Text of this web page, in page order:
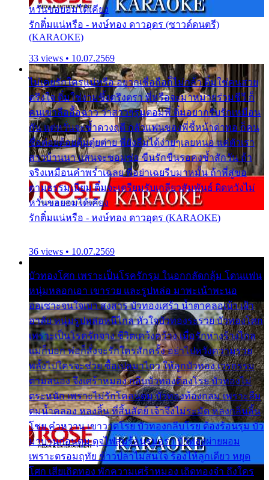
หวั่นขอยอมได้เคียง
รักติ๋มแน่หรือ - หงษ์ทอง ดาวอุดร (ซาวด์ดนตรี)
(KARAOKE)
33 views • 10.07.2569
ไม่เคยรักใครแน่หรือ อยากเชื่อถือก็ไม่กล้า ติ๋มใช่คนสวย
ตรึงใจ ติ๋มใช่งามซึ้งตรึงตรา พี่หรือจะมาหมายร่วมชีวี ก็
คนเขาลืออื้อฉาว ว่าสาวๆรุมตอมพี่ ติ๋มอยากรับรักเหมือน
กัน แต่หวั่นจะช้ำดวงฤดี กลัวแฟนของพี่ชี้หน้าด่าทอ ก็คน
ชื่อต๋อยต้อยตุ้มตุ๋ยต่าย พี่ยังลืมได้ง่ายๆเลยหนอ แค่ตัวเรา
สาวบ้านนา แสนจะซอมซ่อ ขืนรักขืนรอคงช้ำสักวัน ถ้า
จริงเหมือนคำพร่ำเฉลย พี่อย่าเฉยรีบมาหมั้น ถ้าพี่สู่ขอ
ตามธรรมเนียม ติ๋มจะเตรียมรับเกลียวสัมพันธ์ ผิดหวังไม่
หวั่นขอยอมได้เคียง
รักติ๋มแน่หรือ - หงษ์ทอง ดาวอุดร (KARAOKE)
36 views • 10.07.2569
บัวทองโศก เพราะเป็นโรครักรุม ในอกกลัดกลุ้ม โดนแฟน
หนุ่มหลอกเอา เขารวย และรูปหล่อ มาพะเน้าพะนอ
ออเซาะจนใจเบา สงสาร บัวทองเศร้า น้ำตาคลอเบ้า เฝ้า
อาลัย หนุ่มรูปหล่อหนีไกล หัวใจบัวทองระรวย บัวทองโศก
เพราะเป็นโรครักจาง ชีวิตเคว้งคว้าง เมื่อรักห่างร้างไกล
แม่ก็บอก พ่อก็สั่งจะรักใครสักครั้ง อย่าไปหวังความรวย
พลั้งไปใครจะช่วย ซื้อเปลมาไกว ให้ลูกบัวทอง เวรกรรม
ตามสนอง จึงเศร้าหมอง กลีบบัวทองต้องโรย บัวทองไม่
ตระหนัก เพราะไม่รักโคลนตม บัวทองท้องกลม เพราะลืม
ตมน้ำคลอง หลงลิ้น ที่สิ้นสัตย์ เจ้าจึงไม่ระมัด หลงกลิ่นลิ้น
โชย คำหวาน เขาวาดโรย บัวทองกลีบโรย ต้องร้อนรุม บัว
มาบานก่อนตูม ดุจไฟสุมร้อนรุมอุรา บัวทองผ่ายผอม
เพราะตรอมฤทัย ข้าวปลาไม่สนใจ ร้องไห้ลูกเดียว หยุด
โศก เสียเถิดทอง พักความเศร้าหมอง เถิดทองจ๋า ถึงใคร